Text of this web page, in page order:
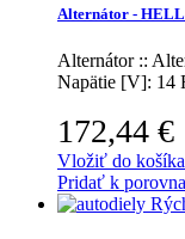
Alternátor -
Alternátor ::
Napätie [V]: 14
172,44 €
Vložiť do košíka
Pridať k